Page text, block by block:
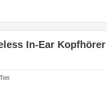
In-Ear Kopfhörer